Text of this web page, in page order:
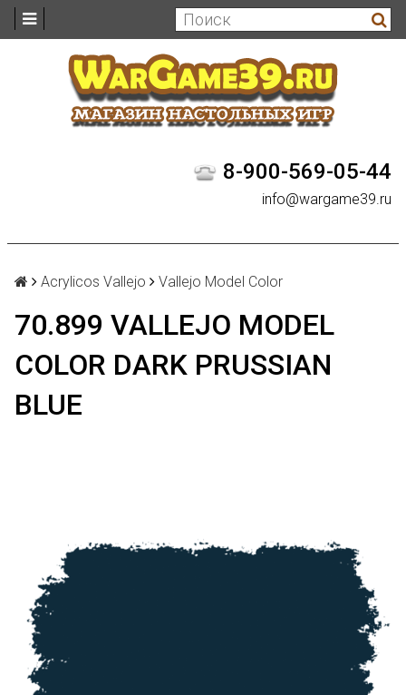
8-900-569-05-44
info@wargame39.ru
Acrylicos Vallejo Vallejo Model Color
70.899 VALLEJO MODEL
COLOR DARK PRUSSIAN
BLUE